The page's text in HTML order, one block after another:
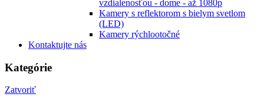
vzdialenosťou - dome - až 1080p
Kamery s reflektorom s bielym svetlom
(LED)
Kamery rýchlootočné
Kontaktujte nás
Kategórie
Zatvoriť